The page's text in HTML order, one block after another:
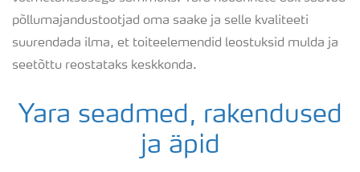
N-Tester BT
N-Sensor
põllumajandustootjad oma saake ja selle kvaliteeti
suurendada ilma, et toiteelemendid leostuksid mulda ja
seetõttu reostataks keskkonda.
Yara seadmed, rakendused
ja äpid